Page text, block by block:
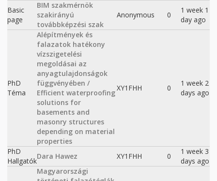
Basic
page
BIM szakmérnök
szakirányú
továbbképzési szak
Anonymous 0
1 week 1
day ago
PhD
Téma
Alépítmények és
falazatok hatékony
vízszigetelési
megoldásai az
anyagtulajdonságok
függvényében /
Efficient waterproofing
solutions for
basements and
masonry structures
depending on material
properties
XY1FHH 0
1 week 2
days ago
PhD
Hallgatók
Dara Hawez XY1FHH 0
1 week 3
days ago
Magyarországi